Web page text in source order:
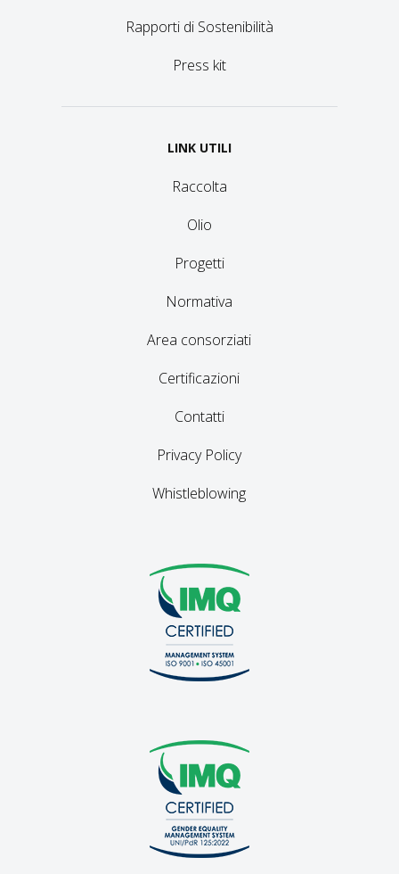
Rapporti di Sostenibilità
Press kit
LINK UTILI
Raccolta
Olio
Progetti
Normativa
Area consorziati
Certificazioni
Contatti
Privacy Policy
Whistleblowing